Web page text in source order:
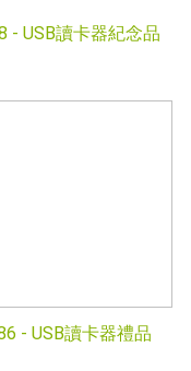
- USB讀卡器紀念品
- USB讀卡器禮品